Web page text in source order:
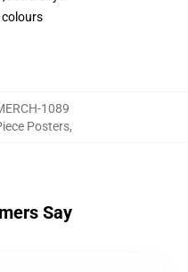
colours
1089
Posters,
Say